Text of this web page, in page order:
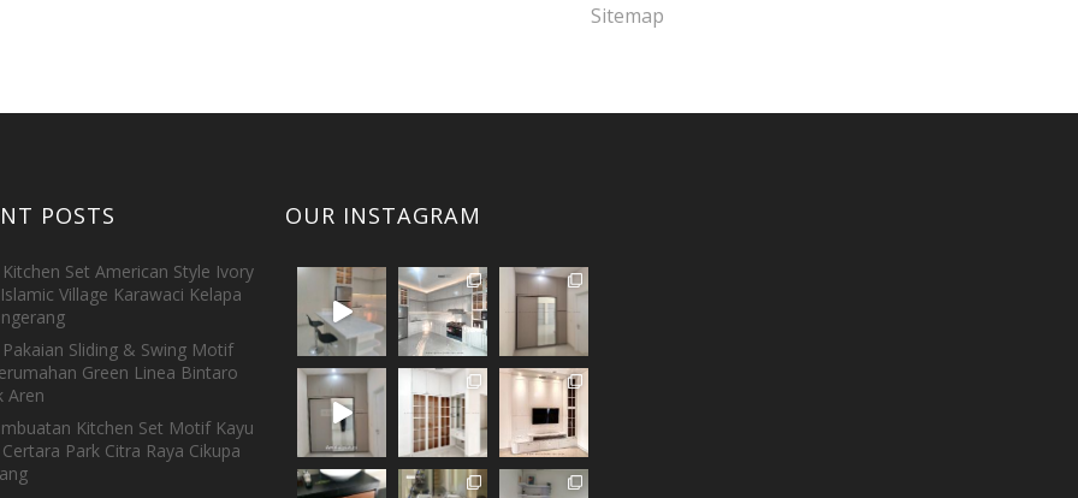
Sitemap
POSTS
Set American Style Ivory
Village Karawaci Kelapa
Sliding & Swing Motif
Green Linea Bintaro
Aren
Kitchen Set Motif Kayu
Park Citra Raya Cikupa
OUR INSTAGRAM